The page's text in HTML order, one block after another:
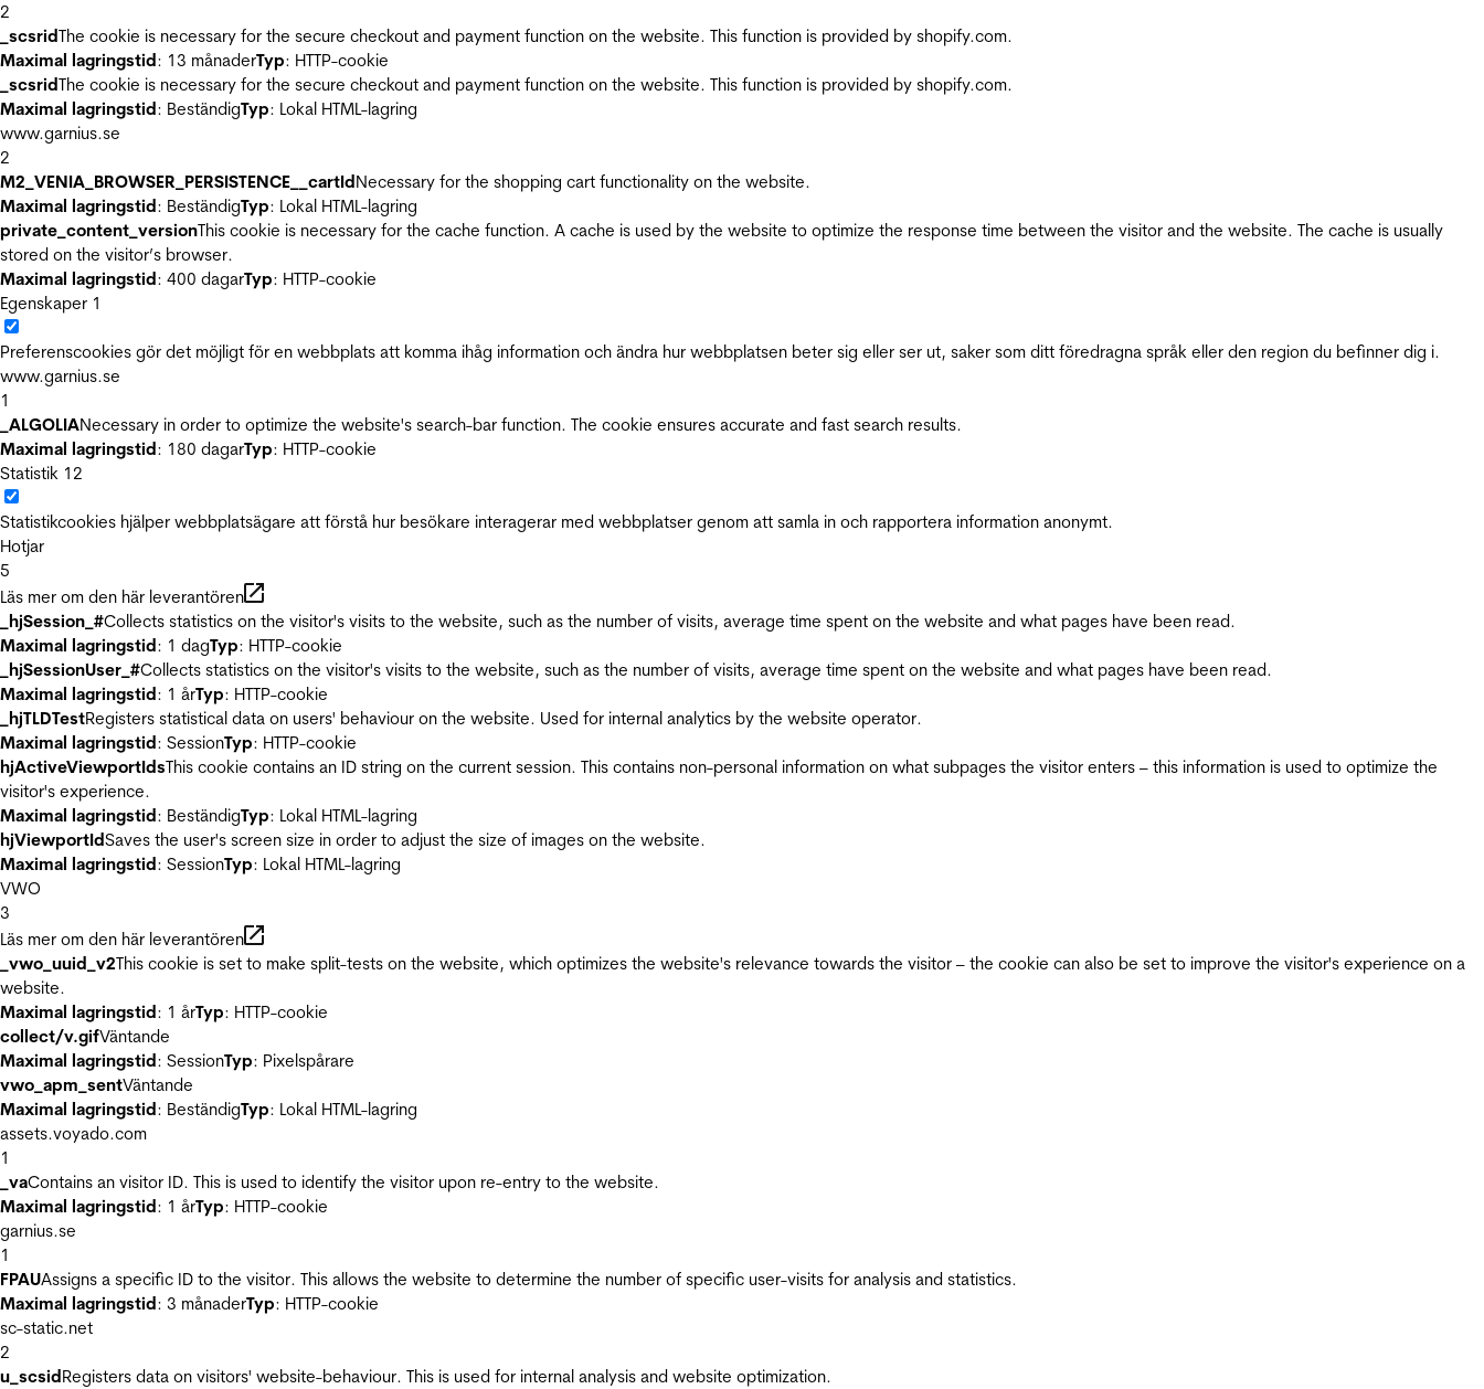
2
_scsridThe cookie is necessary for the secure checkout and payment function on the website. This function is provided by shopify.com.
Maximal lagringstid: 13 månaderTyp: HTTP-cookie
_scsridThe cookie is necessary for the secure checkout and payment function on the website. This function is provided by shopify.com.
Maximal lagringstid: BeständigTyp: Lokal HTML-lagring
www.garnius.se
2
M2_VENIA_BROWSER_PERSISTENCE__cartIdNecessary for the shopping cart functionality on the website.
Maximal lagringstid: BeständigTyp: Lokal HTML-lagring
private_content_versionThis cookie is necessary for the cache function. A cache is used by the website to optimize the response time between the visitor and the website. The cache is usually
stored on the visitor’s browser.
Maximal lagringstid: 400 dagarTyp: HTTP-cookie
Egenskaper 1
Preferenscookies gör det möjligt för en webbplats att komma ihåg information och ändra hur webbplatsen beter sig eller ser ut, saker som ditt föredragna språk eller den region du befinner dig i.
www.garnius.se
1
_ALGOLIANecessary in order to optimize the website's search-bar function. The cookie ensures accurate and fast search results.
Maximal lagringstid: 180 dagarTyp: HTTP-cookie
Statistik 12
Statistikcookies hjälper webbplatsägare att förstå hur besökare interagerar med webbplatser genom att samla in och rapportera information anonymt.
Hotjar
5
Läs mer om den här leverantören
_hjSession_#Collects statistics on the visitor's visits to the website, such as the number of visits, average time spent on the website and what pages have been read.
Maximal lagringstid: 1 dagTyp: HTTP-cookie
_hjSessionUser_#Collects statistics on the visitor's visits to the website, such as the number of visits, average time spent on the website and what pages have been read.
Maximal lagringstid: 1 årTyp: HTTP-cookie
_hjTLDTestRegisters statistical data on users' behaviour on the website. Used for internal analytics by the website operator.
Maximal lagringstid: SessionTyp: HTTP-cookie
hjActiveViewportIdsThis cookie contains an ID string on the current session. This contains non-personal information on what subpages the visitor enters – this information is used to optimize the
visitor's experience.
Maximal lagringstid: BeständigTyp: Lokal HTML-lagring
hjViewportIdSaves the user's screen size in order to adjust the size of images on the website.
Maximal lagringstid: SessionTyp: Lokal HTML-lagring
VWO
3
Läs mer om den här leverantören
_vwo_uuid_v2This cookie is set to make split-tests on the website, which optimizes the website's relevance towards the visitor – the cookie can also be set to improve the visitor's experience on a
website.
Maximal lagringstid: 1 årTyp: HTTP-cookie
collect/v.gifVäntande
Maximal lagringstid: SessionTyp: Pixelspårare
vwo_apm_sentVäntande
Maximal lagringstid: BeständigTyp: Lokal HTML-lagring
assets.voyado.com
1
_vaContains an visitor ID. This is used to identify the visitor upon re-entry to the website.
Maximal lagringstid: 1 årTyp: HTTP-cookie
garnius.se
1
FPAUAssigns a specific ID to the visitor. This allows the website to determine the number of specific user-visits for analysis and statistics.
Maximal lagringstid: 3 månaderTyp: HTTP-cookie
sc-static.net
2
u_scsidRegisters data on visitors' website-behaviour. This is used for internal analysis and website optimization.